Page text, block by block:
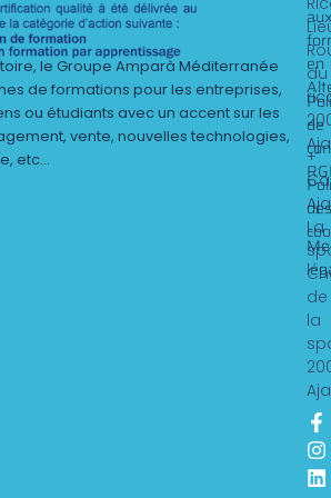
le Groupe Amparà Méditerranée
de formations pour les entreprises,
ou étudiants avec un accent sur les
vente, nouvelles technologies,
etc…
du
+
La
de
la
F
a
c
e
I
n
s
t
L
i
n
k
Y
o
u
t
en
de
des